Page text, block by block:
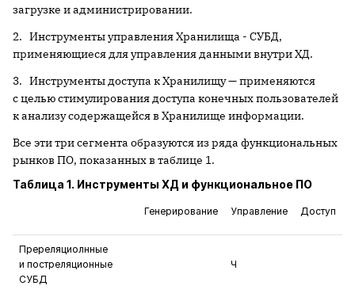
загрузке и администрировании.
2. Инструменты управления Хранилища - СУБД,
применяющиеся для управления данными внутри ХД.
3. Инструменты доступа к Хранилищу — применяются
с целью стимулирования доступа конечных пользователей
к анализу содержащейся в Хранилище информации.
Все эти три сегмента образуются из ряда функциональных
рынков ПО, показанных в таблице 1.
Таблица 1. Инструменты ХД и функциональное ПО
Генерирование Управление Доступ
Пререляциолнные
и постреляционные
СУБД
Ч